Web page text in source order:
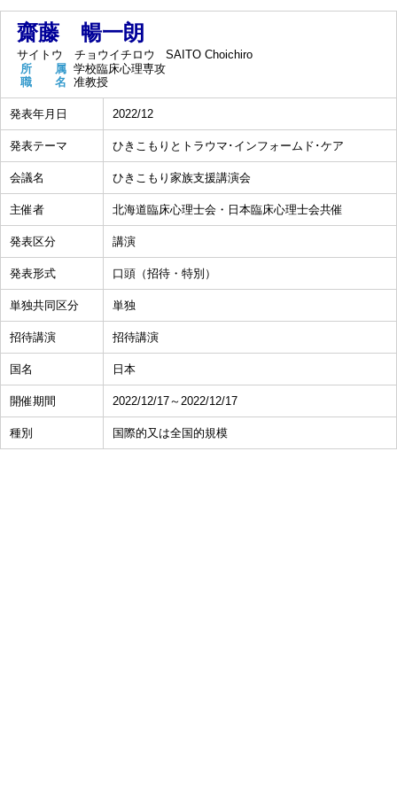
齋藤 暢一朗
サイトウ チョウイチロウ
SAITO Choichiro
所 属 学校臨床心理専攻
職 名 准教授
発表年月日 2022/12
発表テーマ ひきこもりとトラウマ･インフォームド･ケア
会議名 ひきこもり家族支援講演会
主催者 北海道臨床心理士会・日本臨床心理士会共催
発表区分 講演
発表形式 口頭（招待・特別）
単独共同区分 単独
招待講演 招待講演
国名 日本
開催期間 2022/12/17～2022/12/17
種別 国際的又は全国的規模